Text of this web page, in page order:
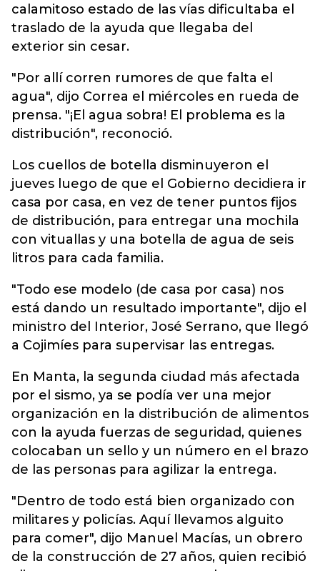
calamitoso estado de las vías dificultaba el
traslado de la ayuda que llegaba del
exterior sin cesar.
"Por allí corren rumores de que falta el
agua", dijo Correa el miércoles en rueda de
prensa. "¡El agua sobra! El problema es la
distribución", reconoció.
Los cuellos de botella disminuyeron el
jueves luego de que el Gobierno decidiera ir
casa por casa, en vez de tener puntos fijos
de distribución, para entregar una mochila
con vituallas y una botella de agua de seis
litros para cada familia.
"Todo ese modelo (de casa por casa) nos
está dando un resultado importante", dijo el
ministro del Interior, José Serrano, que llegó
a Cojimíes para supervisar las entregas.
En Manta, la segunda ciudad más afectada
por el sismo, ya se podía ver una mejor
organización en la distribución de alimentos
con la ayuda fuerzas de seguridad, quienes
colocaban un sello y un número en el brazo
de las personas para agilizar la entrega.
"Dentro de todo está bien organizado con
militares y policías. Aquí llevamos alguito
para comer", dijo Manuel Macías, un obrero
de la construcción de 27 años, quien recibió